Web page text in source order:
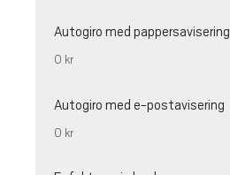
Autogiro med pappersavisering
0 kr
Autogiro med e-postavisering
0 kr